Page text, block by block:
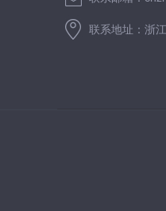
联系地址：浙